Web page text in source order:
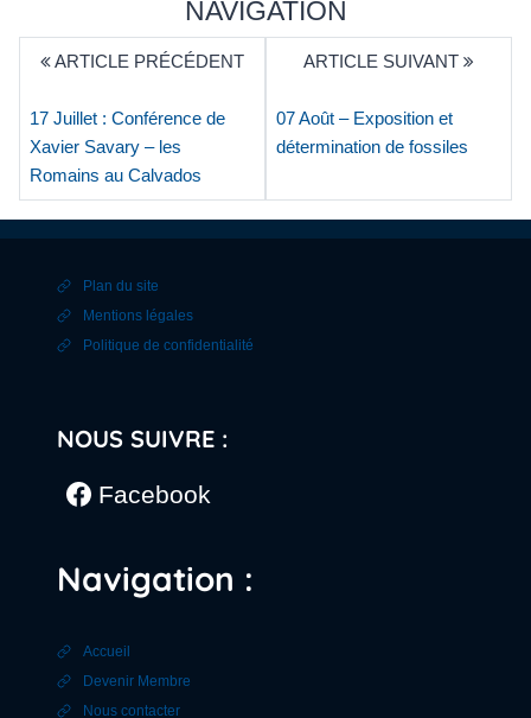
NAVIGATION
ARTICLE PRÉCÉDENT
17 Juillet : Conférence de
Xavier Savary – les
Romains au Calvados
ARTICLE SUIVANT
07 Août – Exposition et
détermination de fossiles
Plan du site
Mentions légales
Politique de confidentialité
NOUS SUIVRE :
Facebook
Navigation :
Accueil
Devenir Membre
Nous contacter